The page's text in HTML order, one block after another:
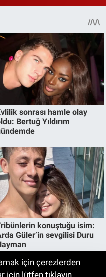
için çerezlerden
için lütfen tıklayın.